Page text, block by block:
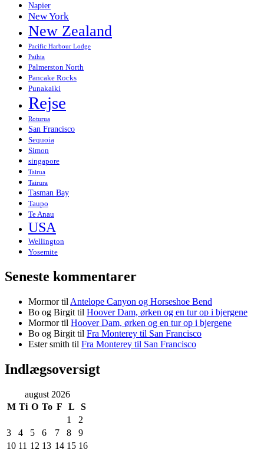
Napier
New York
New Zealand
Pacific Harbour Lodge
Paihia
Palmerston North
Pancake Rocks
Punakaiki
Rejse
Roturua
San Francisco
Sequoia
Simon
singapore
Tairua
Tairura
Tasman Bay
Taupo
Te Anau
USA
Wellington
Yosemite
Seneste kommentarer
Mormortil Antelope Canyon og Horseshoe Bend
Bo og Birgit til Hoover Dam, ørken og en tur op i bjergene
Mormortil Hoover Dam, ørken og en tur op i bjergene
Bo og Birgit til Fra Monterey til San Francisco
Ester smith til Fra Monterey til San Francisco
Indlægsoversigt
august 2026
M Ti O To F L
S
1
2
3
4 5 6 7 8
9
10 11 12 13 14 15 16